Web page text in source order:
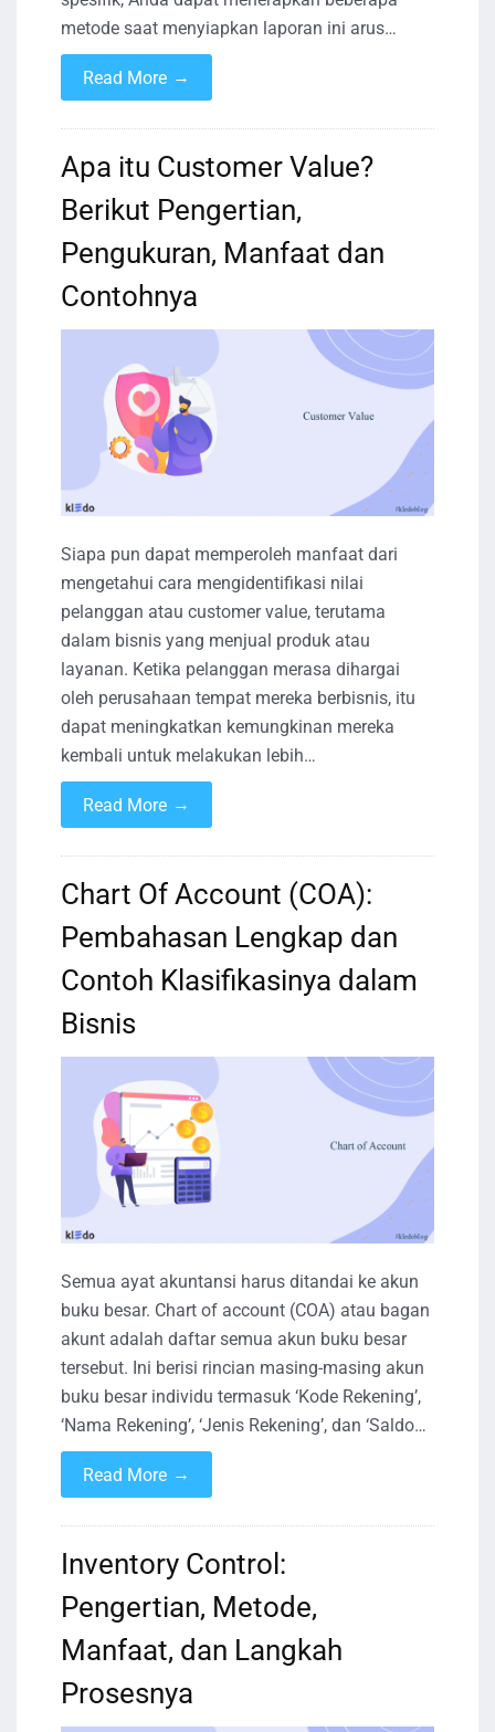
metode saat menyiapkan laporan ini arus…
Read More →
Apa itu Customer Value?
Berikut Pengertian,
Pengukuran, Manfaat dan
Contohnya
Siapa pun dapat memperoleh manfaat dari
mengetahui cara mengidentifikasi nilai
pelanggan atau customer value, terutama
dalam bisnis yang menjual produk atau
layanan. Ketika pelanggan merasa dihargai
oleh perusahaan tempat mereka berbisnis, itu
dapat meningkatkan kemungkinan mereka
kembali untuk melakukan lebih…
Read More →
Chart Of Account (COA):
Pembahasan Lengkap dan
Contoh Klasifikasinya dalam
Bisnis
Semua ayat akuntansi harus ditandai ke akun
buku besar. Chart of account (COA) atau bagan
akunt adalah daftar semua akun buku besar
tersebut. Ini berisi rincian masing-masing akun
buku besar individu termasuk ‘Kode Rekening’,
‘Nama Rekening’, ‘Jenis Rekening’, dan ‘Saldo…
Read More →
Inventory Control:
Pengertian, Metode,
Manfaat, dan Langkah
Prosesnya